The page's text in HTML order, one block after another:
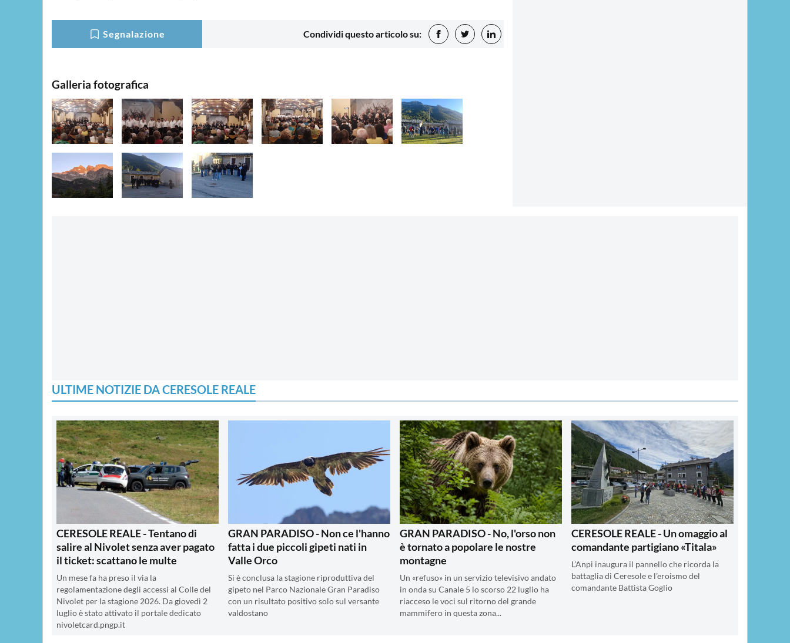
Segnalazione Condividi questo articolo su:
Galleria fotografica
ULTIME NOTIZIE DA CERESOLE REALE
CERESOLE REALE - Tentano di
salire al Nivolet senza aver pagato
il ticket: scattano le multe
Un mese fa ha preso il via la
regolamentazione degli accessi al Colle del
Nivolet per la stagione 2026. Da giovedì 2
luglio è stato attivato il portale dedicato
nivoletcard.pngp.it
GRAN PARADISO - Non ce l'hanno
fatta i due piccoli gipeti nati in
Valle Orco
Si è conclusa la stagione riproduttiva del
gipeto nel Parco Nazionale Gran Paradiso
con un risultato positivo solo sul versante
valdostano
GRAN PARADISO - No, l'orso non
è tornato a popolare le nostre
montagne
Un «refuso» in un servizio televisivo andato
in onda su Canale 5 lo scorso 22 luglio ha
riacceso le voci sul ritorno del grande
mammifero in questa zona...
CERESOLE REALE - Un omaggio al
comandante partigiano «Titala»
L'Anpi inaugura il pannello che ricorda la
battaglia di Ceresole e l'eroismo del
comandante Battista Goglio